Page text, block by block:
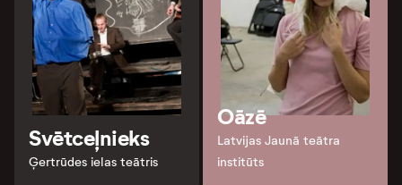
Svētceļnieks
Ģertrūdes ielas teātris
Oāzē
Latvijas Jaunā teātra
institūts